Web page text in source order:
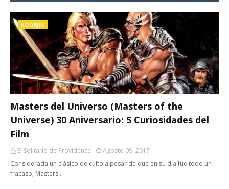
RODAJES
Masters del Universo (Masters of the
Universe) 30 Aniversario: 5 Curiosidades del
Film
El Solitario de Providence
Agosto 09, 2017
Considerada un clásico de culto a pesar de que en su día fue todo un
fracaso, Masters…